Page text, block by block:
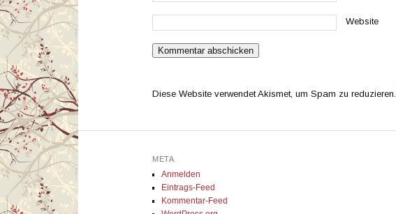
Website
Diese Website verwendet Akismet, um Spam zu reduzieren.
META
Anmelden
Eintrags-Feed
Kommentar-Feed